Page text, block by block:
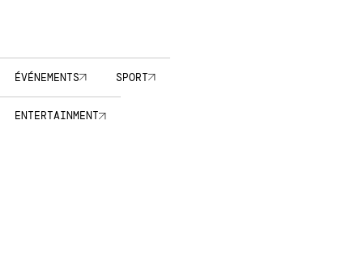
ÉVÉNEMENTS SPORT
ENTERTAINMENT